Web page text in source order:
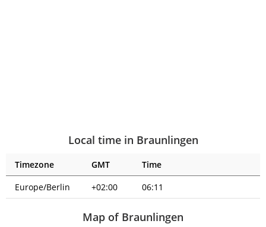
Local time in Braunlingen
Timezone GMT
Time
Europe/Berlin
+02:00 06:11
Map of Braunlingen